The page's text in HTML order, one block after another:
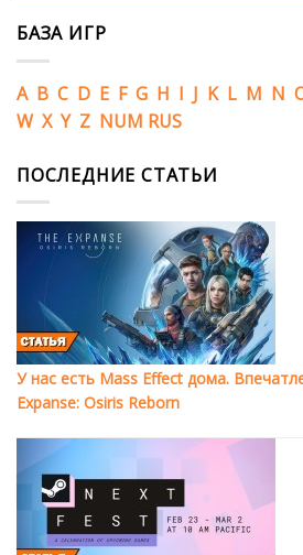
БАЗА ИГР
A B C D E F G H I J K L M N
W X Y Z NUM RUS
ПОСЛЕДНИЕ СТАТЬИ
У нас есть Mass Effect дома.
Expanse: Osiris Reborn